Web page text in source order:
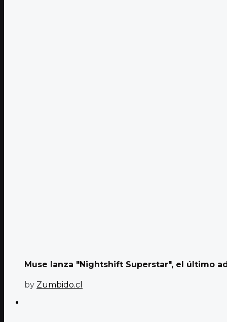
Muse lanza "Nightshift Superstar", el último
by Zumbido.cl